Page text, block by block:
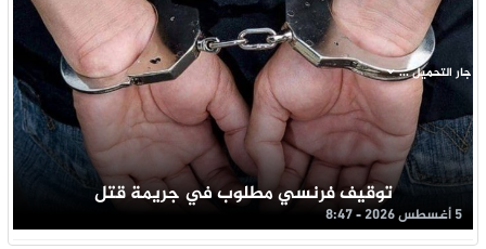
توقيف فرنسي مطلوب في جريمة قتل
5 أغسطس 2026 - 8:47
جار التحميل ...